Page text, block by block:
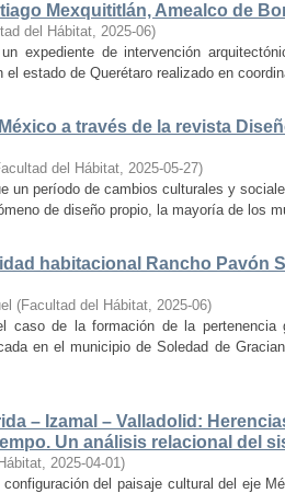
Mexquititlán, Amealco de
del Hábitat, 2025-06)
expediente de intervención
el estado de Querétaro realizado en
a través de la revista
del Hábitat, 2025-05-27)
un período de cambios culturales y
de diseño propio, la mayoría de los
habitacional Rancho Pavón
(Facultad del Hábitat, 2025-06)
caso de la formación de la
en el municipio de Soledad de
– Izamal – Valladolid:
Un análisis relacional del
, 2025-04-01)
del paisaje cultural del eje